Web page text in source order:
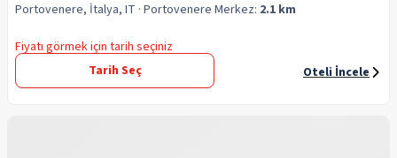
Portovenere, İtalya, IT · Portovenere Merkez: 2.1 km
Fiyatı görmek için tarih seçiniz
Tarih Seç
Oteli İncele